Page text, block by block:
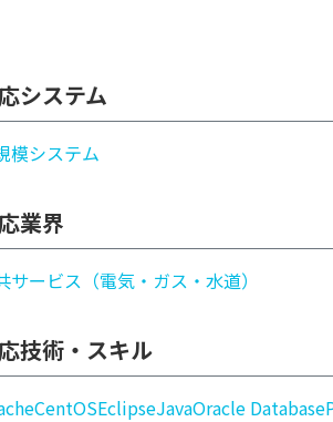
システム
模システム
業界
サービス（電気・ガス・水道）
技術・スキル
CentOSEclipseJavaOracle Database